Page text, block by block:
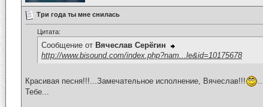
Три года ты мне снилась
Цитата:
Сообщение от Вячеслав Серёгин
http://www.bisound.com/index.php?nam...le&id=10175678
Красивая песня!!!...Замечательное исполнение, Вячеслав!!!
Тебе...